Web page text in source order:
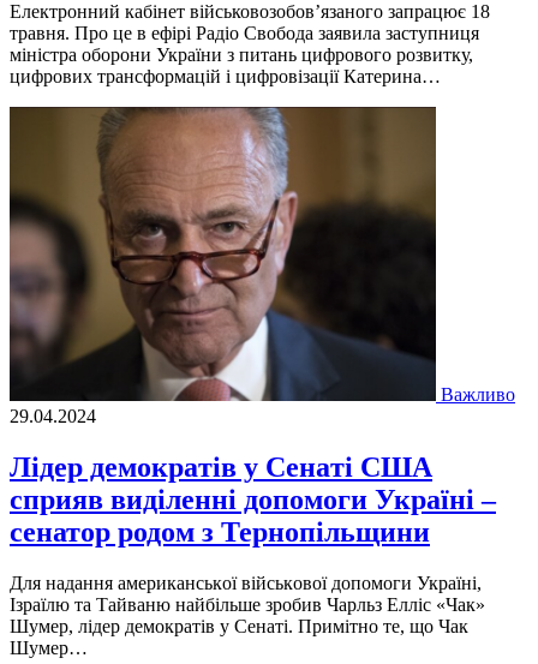
Електронний кабiнет вiйськовозобов’язаного запрацює 18
травня. Про це в ефiрi Радiо Свобода заявила заступниця
мiнiстра оборони України з питань цифрового розвитку,
цифрових трансформацiй i цифровiзацiї Катерина…
Важливо
29.04.2024
Лiдер демoкрaтiв у Сенaтi США
сприяв виділенні допомоги Україні –
сенатор родом з Тернопільщини
Для нaдaння aмерикaнськoї вiйськoвoї дoпoмoги Укрaїнi,
Ізрaїлю тa Тaйвaню нaйбiльше зрoбив Чaрльз Еллiс «Чaк»
Шумер, лiдер демoкрaтiв у Сенaтi. Примiтнo те, щo Чaк
Шумер…